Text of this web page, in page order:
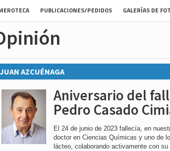
PUBLICACIONES/PEDIDOS GALERÍAS DE
JUAN AZCUÉNAGA
Aniversario del
Pedro Casado
El 24 de junio de 2023 fallecía, en
doctor en Ciencias Químicas y uno de
lácteo, colaborando activamente con